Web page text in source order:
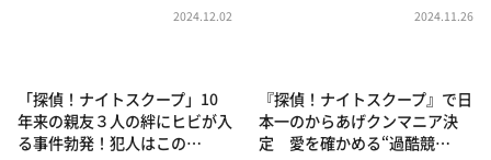
2024.12.02 2024.11.26
「探偵！ナイトスクープ」10
年来の親友３人の絆にヒビが入
る事件勃発！犯人はこの…
『探偵！ナイトスクープ』で日
本一のからあげクンマニア決
定 愛を確かめる“過酷競…